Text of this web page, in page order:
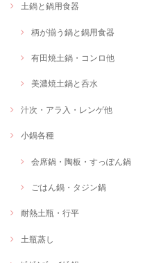
土鍋と鍋用食器
柄が揃う鍋と鍋用食器
有田焼土鍋・コンロ他
美濃焼土鍋と呑水
汁次・アラ入・レンゲ他
小鍋各種
会席鍋・陶板・すっぽん鍋
ごはん鍋・タジン鍋
耐熱土瓶・行平
土瓶蒸し